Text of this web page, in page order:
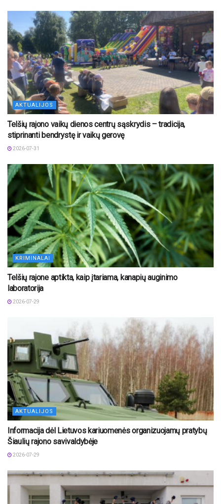
AKTUALIJOS
Telšių rajono vaikų dienos centrų sąskrydis – tradicija,
stiprinanti bendrystę ir vaikų gerovę
2026-07-31
KRIMINALAI
Telšių rajone aptikta, kaip įtariama, kanapių auginimo
laboratorija
2026-07-29
AKTUALIJOS
Informacija dėl Lietuvos kariuomenės organizuojamų pratybų
Šiaulių rajono savivaldybėje
2026-07-29